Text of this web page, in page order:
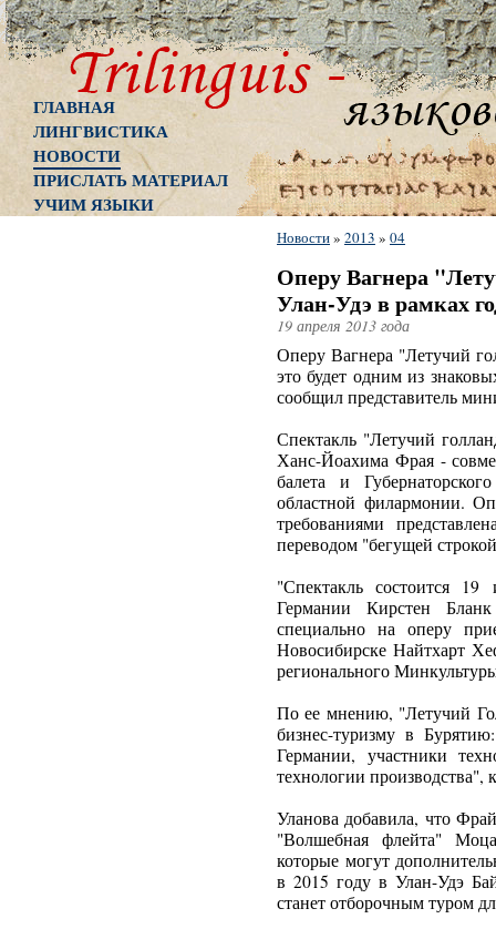
ГЛАВНАЯ
ЛИНГВИСТИКА
НОВОСТИ
ПРИСЛАТЬ МАТЕРИАЛ
УЧИМ ЯЗЫКИ
Новости» 2013 » 04
Оперу Вагнера
Улан-Удэ в рамках
19 апреля 2013 года
Оперу Вагнера "Летучий
это будет одним из
сообщил представитель
Спектакль "Летучий
Ханс-Йоахима Фрая -
балета и
областной филармонии.
требованиями
переводом "бегущей
"Спектакль состоится
Германии Кирстен
специально на оперу
Новосибирске Найтхарт
регионального
По ее мнению, "Летучий
бизнес-туризму в
Германии, участники
технологии производства",
Уланова добавила, что
"Волшебная флейта"
которые могут
в 2015 году в Улан-Удэ
станет отборочным туром